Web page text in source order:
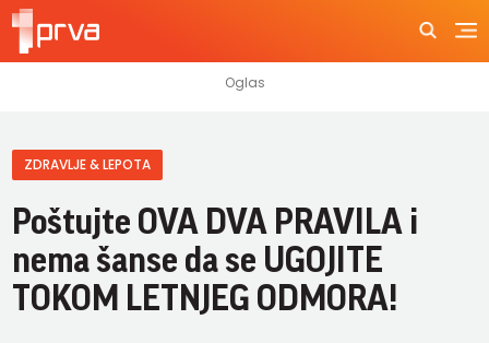
ZDRAVLJE & LEPOTA
Poštujte OVA DVA PRAVILA i
nema šanse da se UGOJITE
TOKOM LETNJEG ODMORA!